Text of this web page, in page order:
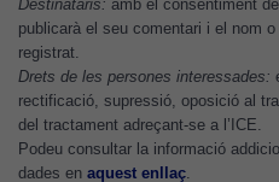
Destinataris: amb el consentiment
publicarà el seu comentari i el nom
registrat.
Drets de les persones interessades:
rectificació, supressió, oposició al
del tractament adreçant-se a l’ICE.
Podeu consultar la informació
dades en aquest enllaç